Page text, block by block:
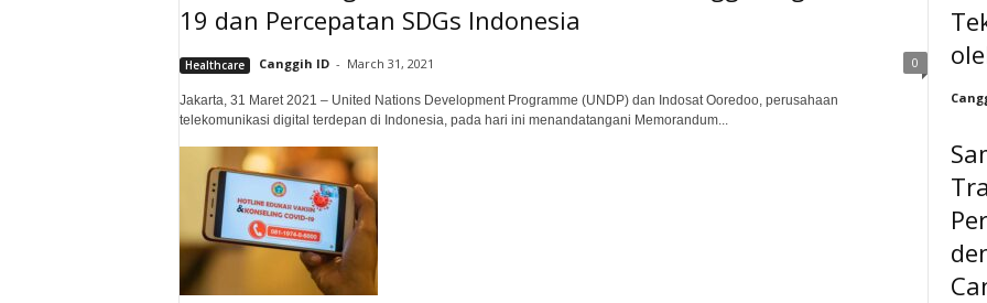
19 dan Percepatan SDGs Indonesia
Healthcare Canggih ID - March 31, 2021 0
Jakarta, 31 Maret 2021 – United Nations Development Programme (UNDP) dan Indosat Ooredoo, perusahaan
telekomunikasi digital terdepan di Indonesia, pada hari ini menandatangani Memorandum...